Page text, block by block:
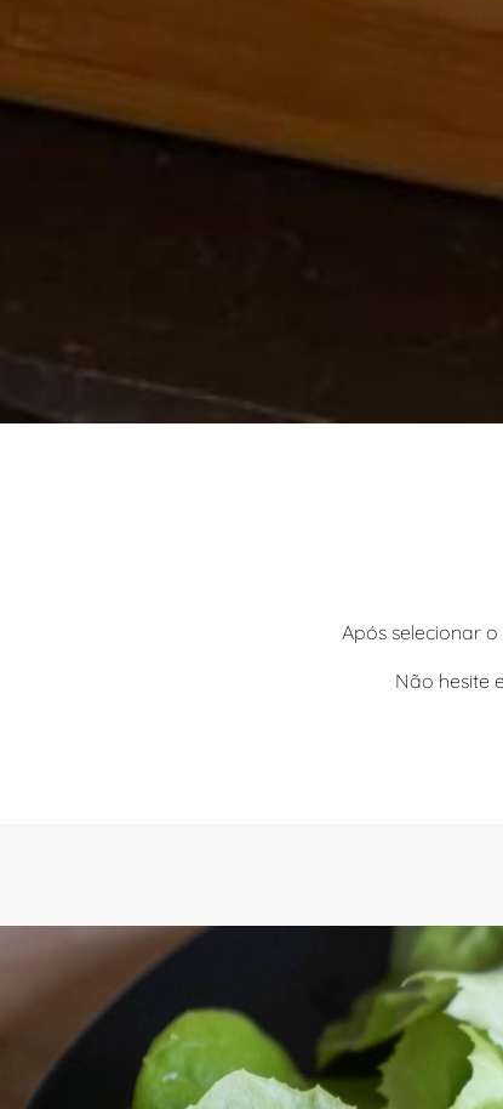
Após selecionar
Não hesite